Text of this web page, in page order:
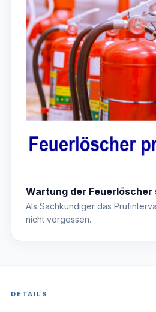
Wartung der Feuerlöscher
Als Sachkundiger das
nicht vergessen.
DETAILS